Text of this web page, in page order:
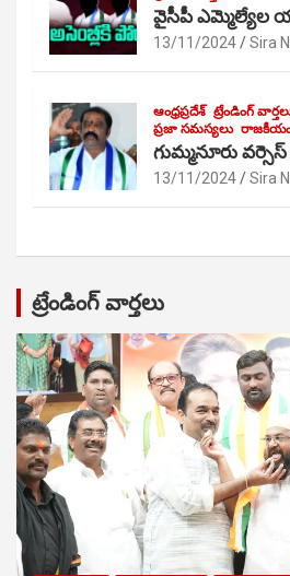
వైసీపీ ఎమ్మెల్యేల
13/11/2024 Sira
ఆంధ్రప్రదేశ్ ట్రేండింగ్
ప్రజా సమస్యలు
గుమ్మనూరు
13/11/2024 Sira
ట్రేండింగ్ వార్తలు